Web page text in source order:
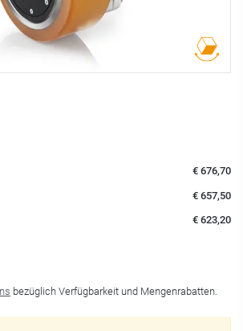
€ 676,70
€ 657,50
€ 623,20
bezüglich Verfügbarkeit und Mengenrabatten.